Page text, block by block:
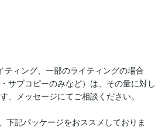
ティング、一部のライティングの場合
サブコピーのみなど）は、その量に対し
、メッセージにてご相談ください。
下記パッケージをおススメしておりま